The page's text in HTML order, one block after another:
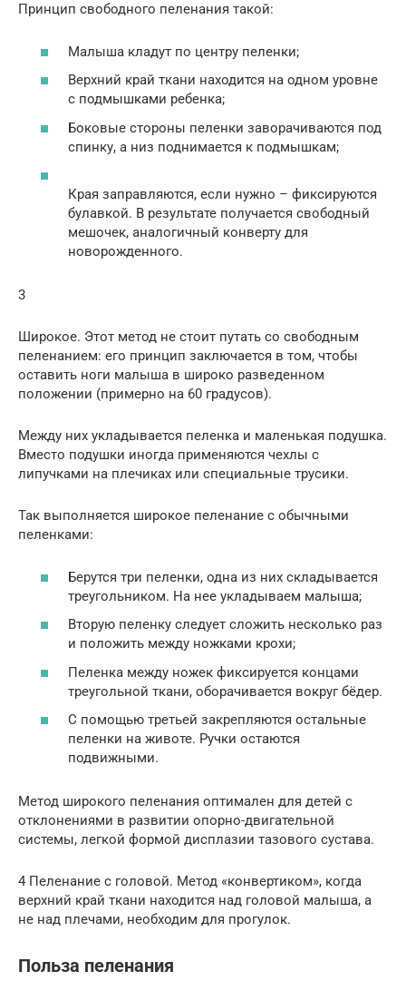
Принцип свободного пеленания такой:
Малыша кладут по центру пеленки;
Верхний край ткани находится на одном уровне
с подмышками ребенка;
Боковые стороны пеленки заворачиваются под
спинку, а низ поднимается к подмышкам;
Края заправляются, если нужно – фиксируются
булавкой. В результате получается свободный
мешочек, аналогичный конверту для
новорожденного.
3
Широкое. Этот метод не стоит путать со свободным
пеленанием: его принцип заключается в том, чтобы
оставить ноги малыша в широко разведенном
положении (примерно на 60 градусов).
Между них укладывается пеленка и маленькая подушка.
Вместо подушки иногда применяются чехлы с
липучками на плечиках или специальные трусики.
Так выполняется широкое пеленание с обычными
пеленками:
Берутся три пеленки, одна из них складывается
треугольником. На нее укладываем малыша;
Вторую пеленку следует сложить несколько раз
и положить между ножками крохи;
Пеленка между ножек фиксируется концами
треугольной ткани, оборачивается вокруг бёдер.
С помощью третьей закрепляются остальные
пеленки на животе. Ручки остаются
подвижными.
Метод широкого пеленания оптимален для детей с
отклонениями в развитии опорно-двигательной
системы, легкой формой дисплазии тазового сустава.
4 Пеленание с головой. Метод «конвертиком», когда
верхний край ткани находится над головой малыша, а
не над плечами, необходим для прогулок.
Польза пеленания